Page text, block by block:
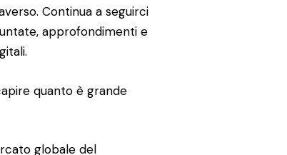
Continua a seguirci
approfondimenti e
quanto è grande
globale del